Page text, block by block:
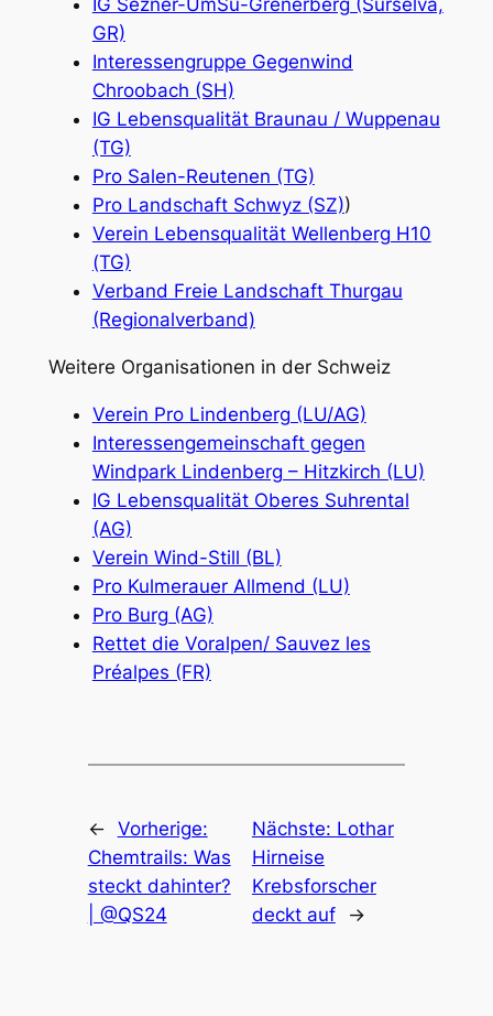
IG Sezner-UmSu-Grenerberg (Surselva,
GR)
Interessengruppe Gegenwind
Chroobach (SH)
IG Lebensqualität Braunau / Wuppenau
(TG)
Pro Salen-Reutenen (TG)
Pro Landschaft Schwyz (SZ))
Verein Lebensqualität Wellenberg H10
(TG)
Verband Freie Landschaft Thurgau
(Regionalverband)
Weitere Organisationen in der Schweiz
Verein Pro Lindenberg (LU/AG)
Interessengemeinschaft gegen
Windpark Lindenberg – Hitzkirch (LU)
IG Lebensqualität Oberes Suhrental
(AG)
Verein Wind-Still (BL)
Pro Kulmerauer Allmend (LU)
Pro Burg (AG)
Rettet die Voralpen/ Sauvez les
Préalpes (FR)
← Vorherige:
Chemtrails: Was
steckt dahinter?
| @QS24
Nächste: Lothar
Hirneise
Krebsforscher
deckt auf
→